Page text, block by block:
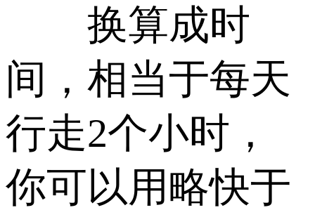
换算成时
间，相当于每天
行走2个小时，
你可以用略快于